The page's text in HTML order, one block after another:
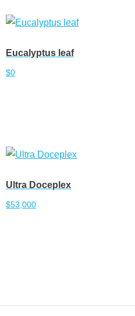
Eucalyptus leaf
$0
Ultra Doceplex
$53,000